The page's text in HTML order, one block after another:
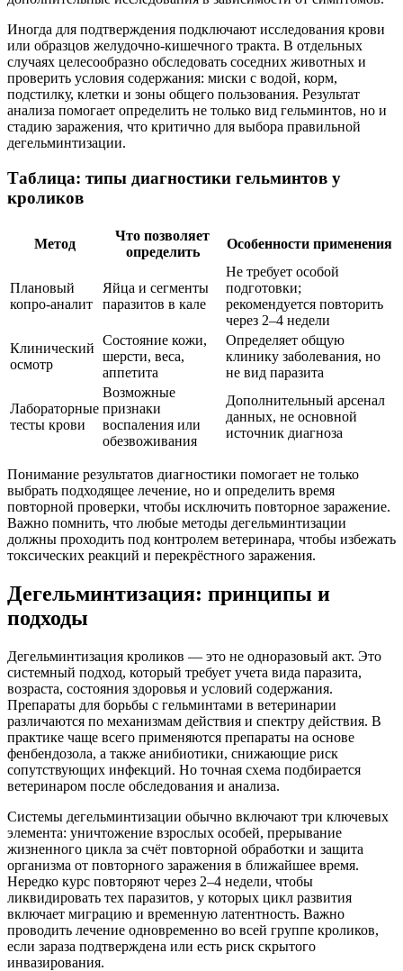
Иногда для подтверждения подключают исследования крови
или образцов желудочно-кишечного тракта. В отдельных
случаях целесообразно обследовать соседних животных и
проверить условия содержания: миски с водой, корм,
подстилку, клетки и зоны общего пользования. Результат
анализа помогает определить не только вид гельминтов, но и
стадию заражения, что критично для выбора правильной
дегельминтизации.
Таблица: типы диагностики гельминтов у
кроликов
Метод
Что позволяет
определить
Особенности применения
Плановый
копро-аналит
Яйца и сегменты
паразитов в кале
Не требует особой
подготовки;
рекомендуется повторить
через 2–4 недели
Клинический
осмотр
Состояние кожи,
шерсти, веса,
аппетита
Определяет общую
клинику заболевания, но
не вид паразита
Лабораторные
тесты крови
Возможные
признаки
воспаления или
обезвоживания
Дополнительный арсенал
данных, не основной
источник диагноза
Понимание результатов диагностики помогает не только
выбрать подходящее лечение, но и определить время
повторной проверки, чтобы исключить повторное заражение.
Важно помнить, что любые методы дегельминтизации
должны проходить под контролем ветеринара, чтобы избежать
токсических реакций и перекрёстного заражения.
Дегельминтизация: принципы и
подходы
Дегельминтизация кроликов — это не одноразовый акт. Это
системный подход, который требует учета вида паразита,
возраста, состояния здоровья и условий содержания.
Препараты для борьбы с гельминтами в ветеринарии
различаются по механизмам действия и спектру действия. В
практике чаще всего применяются препараты на основе
фенбендозола, а также анибиотики, снижающие риск
сопутствующих инфекций. Но точная схема подбирается
ветеринаром после обследования и анализа.
Системы дегельминтизации обычно включают три ключевых
элемента: уничтожение взрослых особей, прерывание
жизненного цикла за счёт повторной обработки и защита
организма от повторного заражения в ближайшее время.
Нередко курс повторяют через 2–4 недели, чтобы
ликвидировать тех паразитов, у которых цикл развития
включает миграцию и временную латентность. Важно
проводить лечение одновременно во всей группе кроликов,
если зараза подтверждена или есть риск скрытого
инвазирования.